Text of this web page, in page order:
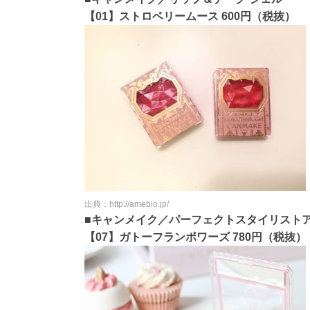
【01】ストロベリームース 600円（税抜）
出典：http://ameblo.jp/
■キャンメイク／パーフェクトスタイリスト
【07】ガトーフランボワーズ 780円（税抜）